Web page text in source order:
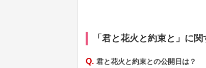
「君と花火と約束と」に
Q. 君と花火と約束との公開日は？